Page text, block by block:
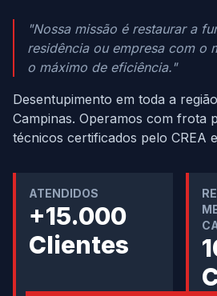
"Nossa missão é restaurar a
residência ou empresa com o
o máximo de eficiência."
Desentupimento em toda a
Campinas. Operamos com frota
técnicos certificados pelo CREA
ATENDIDOS
+15.000
Clientes